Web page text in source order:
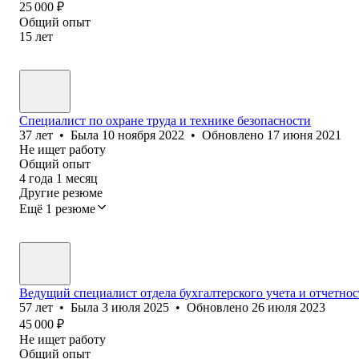
25 000 ₽
Общий опыт
15 лет
Специалист по охране труда и технике безопасности
37 лет • Была 10 ноября 2022 • Обновлено 17 июня 2021
Не ищет работу
Общий опыт
4 года 1 месяц
Другие резюме
Ещё 1 резюме
Ведущий специалист отдела бухгалтерского учета и
57 лет • Была 3 июля 2025 • Обновлено 26 июля 2023
45 000 ₽
Не ищет работу
Общий опыт